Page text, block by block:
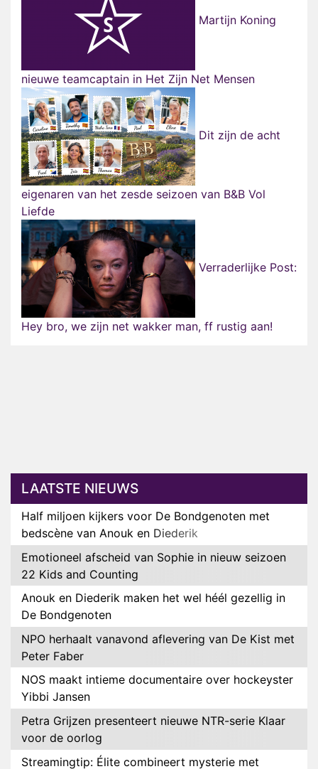
Martijn Koning
nieuwe teamcaptain in Het Zijn Net Mensen
Dit zijn de acht
eigenaren van het zesde seizoen van B&B Vol
Liefde
Verraderlijke Post:
Hey bro, we zijn net wakker man, ff rustig aan!
LAATSTE NIEUWS
Half miljoen kijkers voor De Bondgenoten met
bedscène van Anouk en Diederik
Emotioneel afscheid van Sophie in nieuw seizoen
22 Kids and Counting
Anouk en Diederik maken het wel héél gezellig in
De Bondgenoten
NPO herhaalt vanavond aflevering van De Kist met
Peter Faber
NOS maakt intieme documentaire over hockeyster
Yibbi Jansen
Petra Grijzen presenteert nieuwe NTR-serie Klaar
voor de oorlog
Streamingtip: Élite combineert mysterie met